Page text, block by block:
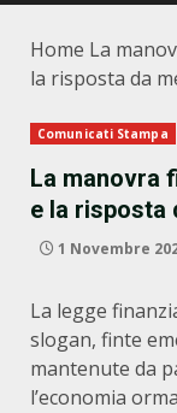
Home La
la risposta da
Comunicati Stampa
La manovra
e la risposta
1 Novembre
La legge
slogan, finte
mantenute da
l’economia